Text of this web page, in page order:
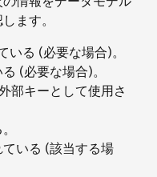
ます。
いる (必要な場合)。
(必要な場合)。
部キーとして使用さ
いる (該当する場